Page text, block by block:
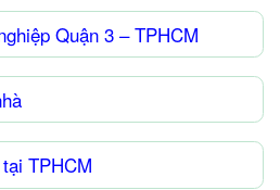
Quận 3 – TPHCM
TPHCM